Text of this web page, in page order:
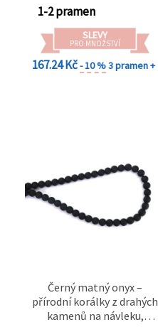
1-2 pramen
SLEVY
PRO MNOŽSTVÍ
167.24 Kč- 10 %3 pramen +
Černý matný onyx –
přírodní korálky z drahých
kamenů na návleku,